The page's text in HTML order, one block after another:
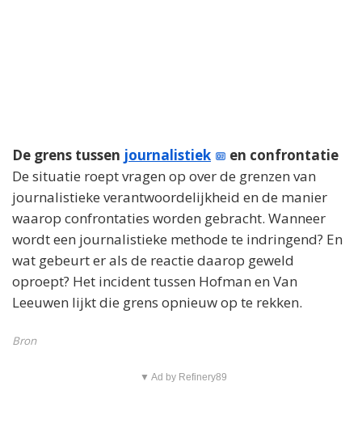
De grens tussen journalistiek
en confrontatie
De situatie roept vragen op over de grenzen van
journalistieke verantwoordelijkheid en de manier
waarop confrontaties worden gebracht. Wanneer
wordt een journalistieke methode te indringend? En
wat gebeurt er als de reactie daarop geweld
oproept? Het incident tussen Hofman en Van
Leeuwen lijkt die grens opnieuw op te rekken.
Bron
▼ Ad by Refinery89